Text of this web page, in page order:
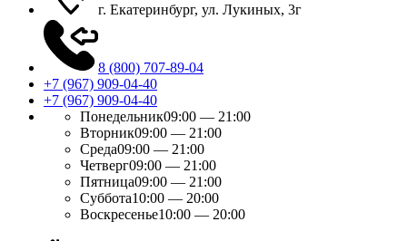
г. Екатеринбург, ул. Лукиных, 3г
8 (800) 707-89-04
+7 (967) 909-04-40
+7 (967) 909-04-40
Понедельник09:00 — 21:00
Вторник09:00 — 21:00
Среда09:00 — 21:00
Четверг09:00 — 21:00
Пятница09:00 — 21:00
Суббота10:00 — 20:00
Воскресенье10:00 — 20:00